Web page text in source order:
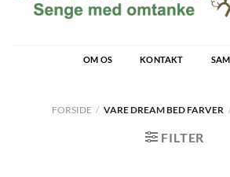
OM OS KONTAKT
FORSIDE / VARE DREAM BED FARVER
FILTER